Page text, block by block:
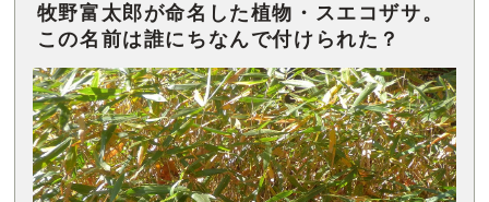
牧野富太郎が命名した植物・スエコザサ。
この名前は誰にちなんで付けられた？